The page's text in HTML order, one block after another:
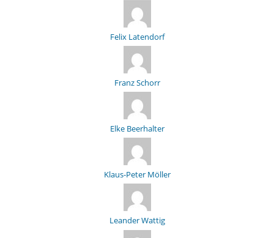
Felix Latendorf
Franz Schorr
Elke Beerhalter
Klaus-Peter Möller
Leander Wattig